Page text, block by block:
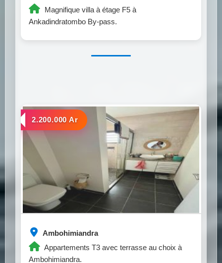
Magnifique villa à étage F5 à
Ankadindratombo By-pass.
Ambohimiandra
Appartements T3 avec terrasse au choix à
Ambohimiandra.
a louer
2.200.000 Ar